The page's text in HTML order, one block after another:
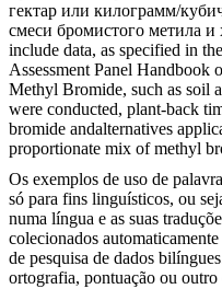
гектар или килограмм/
смеси бромистого метила и
include data, as specified in
Assessment Panel
Methyl Bromide, such as soil
were conducted, plant-back
bromide andalternatives
proportionate mix of methyl
Os exemplos de uso de
só para fins linguísticos, ou
numa língua e as suas
colecionados
de pesquisa de dados
ortografia, pontuação ou